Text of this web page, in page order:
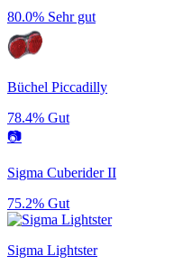
80.0% Sehr gut
Büchel Piccadilly
78.4% Gut
📷
Sigma Cuberider II
75.2% Gut
Sigma Lightster